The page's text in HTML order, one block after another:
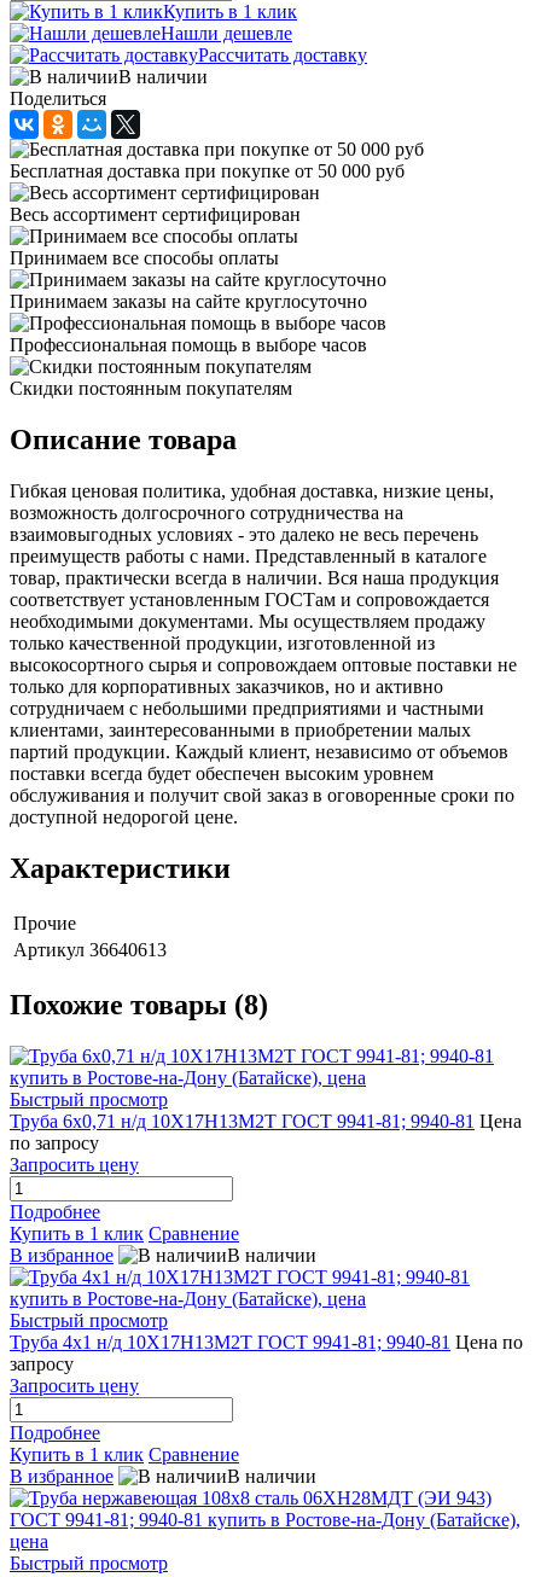
Купить в 1 клик
Нашли дешевле
Рассчитать доставку
В наличии
Поделиться
Бесплатная доставка при покупке от 50 000 руб
Весь ассортимент сертифицирован
Принимаем все способы оплаты
Принимаем заказы на сайте круглосуточно
Профессиональная помощь в выборе часов
Скидки постоянным покупателям
Описание товара
Гибкая ценовая политика, удобная доставка, низкие цены,
возможность долгосрочного сотрудничества на
взаимовыгодных условиях - это далеко не весь перечень
преимуществ работы с нами. Представленный в каталоге
товар, практически всегда в наличии. Вся наша продукция
соответствует установленным ГОСТам и сопровождается
необходимыми документами. Мы осуществляем продажу
только качественной продукции, изготовленной из
высокосортного сырья и сопровождаем оптовые поставки не
только для корпоративных заказчиков, но и активно
сотрудничаем с небольшими предприятиями и частными
клиентами, заинтересованными в приобретении малых
партий продукции. Каждый клиент, независимо от объемов
поставки всегда будет обеспечен высоким уровнем
обслуживания и получит свой заказ в оговоренные сроки по
доступной недорогой цене.
Характеристики
Прочие
Артикул 36640613
Похожие товары (8)
Быстрый просмотр
Труба 6х0,71 н/д 10Х17Н13М2Т ГОСТ 9941-81; 9940-81 Цена
по запросу
Запросить цену
Подробнее
Купить в 1 клик Сравнение
В избранное
В наличии
Быстрый просмотр
Труба 4х1 н/д 10Х17Н13М2Т ГОСТ 9941-81; 9940-81 Цена по
запросу
Запросить цену
Подробнее
Купить в 1 клик Сравнение
В избранное
В наличии
Быстрый просмотр